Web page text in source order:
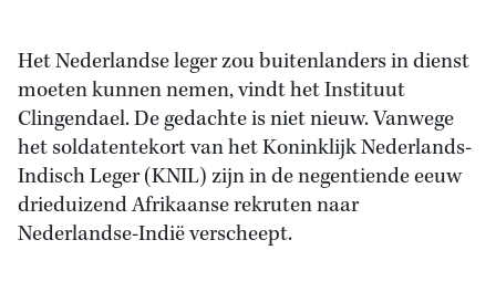
Het Nederlandse leger zou buitenlanders in dienst
moeten kunnen nemen, vindt het Instituut
Clingendael. De gedachte is niet nieuw. Vanwege
het soldatentekort van het Koninklijk Nederlands-
Indisch Leger (KNIL) zijn in de negentiende eeuw
drieduizend Afrikaanse rekruten naar
Nederlandse-Indië verscheept.